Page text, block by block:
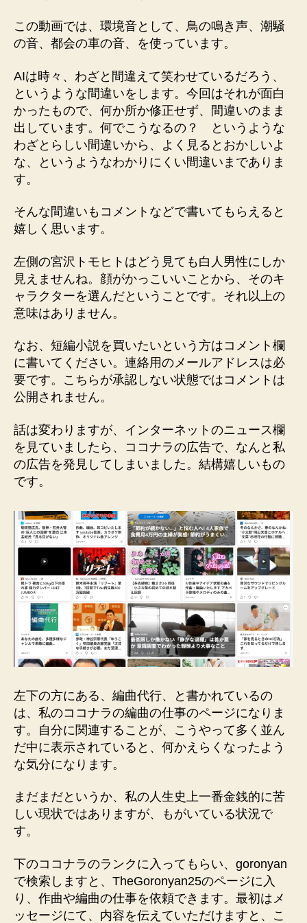
この動画では、環境音として、鳥の鳴き声、潮騒
の音、都会の車の音、を使っています。
AIは時々、わざと間違えて笑わせているだろう、
というような間違いをします。今回はそれが面白
かったもので、何か所か修正せず、間違いのまま
出しています。何でこうなるの？ というような
わざとらしい間違いから、よく見るとおかしいよ
な、というようなわかりにくい間違いまでありま
す。
そんな間違いもコメントなどで書いてもらえると
嬉しく思います。
左側の宮沢トモヒトはどう見ても白人男性にしか
見えませんね。顔がかっこいいことから、そのキ
ャラクターを選んだということです。それ以上の
意味はありません。
なお、短編小説を買いたいという方はコメント欄
に書いてください。連絡用のメールアドレスは必
要です。こちらが承認しない状態ではコメントは
公開されません。
話は変わりますが、インターネットのニュース欄
を見ていましたら、ココナラの広告で、なんと私
の広告を発見してしまいました。結構嬉しいもの
です。
左下の方にある、編曲代行、と書かれているの
は、私のココナラの編曲の仕事のページになりま
す。自分に関連することが、こうやって多く並ん
だ中に表示されていると、何かえらくなったよう
な気分になります。
まだまだというか、私の人生史上一番金銭的に苦
しい現状ではありますが、もがいている状況で
す。
下のココナラのランクに入ってもらい、goronyan
で検索しますと、TheGoronyan25のページに入
り、作曲や編曲の仕事を依頼できます。最初はメ
ッセージにて、内容を伝えていただけますと、こ